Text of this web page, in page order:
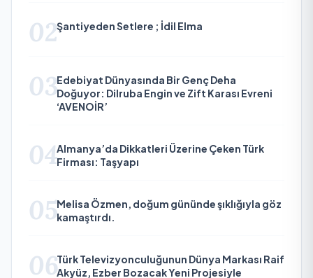
02Şantiyeden Setlere ; İdil Elma
03Edebiyat Dünyasında Bir Genç Deha
Doğuyor: Dilruba Engin ve Zift Karası Evreni
‘AVENOİR’
04Almanya’da Dikkatleri Üzerine Çeken Türk
Firması: Taşyapı
05Melisa Özmen, doğum gününde şıklığıyla göz
kamaştırdı.
06Türk Televizyonculuğunun Dünya Markası Raif
Akyüz, Ezber Bozacak Yeni Projesiyle